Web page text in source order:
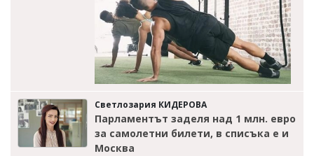
Светлозария КИДЕРОВА
Парламентът заделя над 1 млн. евро
за самолетни билети, в списъка е и
Москва